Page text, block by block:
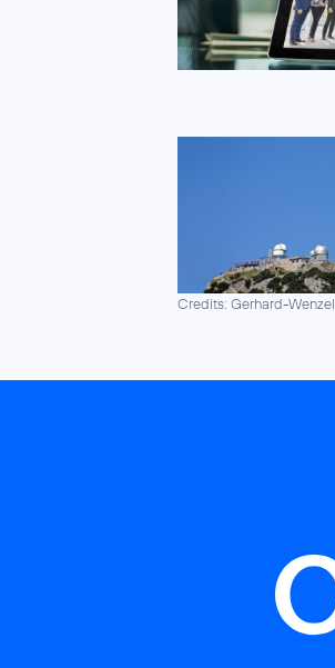
Credits: Gerhard-Wenzel